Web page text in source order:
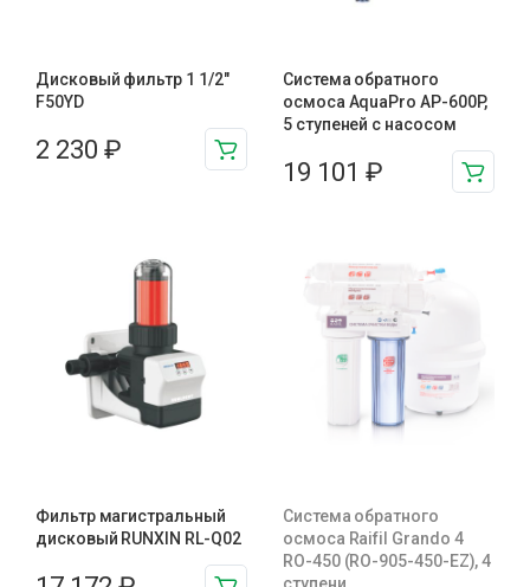
Дисковый фильтр 1 1/2"
F50YD
2 230 ₽
Система обратного
осмоса AquaPro AP-600P,
5 ступеней с насосом
19 101 ₽
Фильтр магистральный
дисковый RUNXIN RL-Q02
Система обратного
осмоса Raifil Grando 4
RO-450 (RO-905-450-EZ), 4